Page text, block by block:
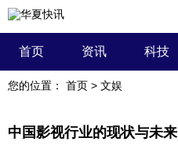
首页 资讯 科技
您的位置： 首页 > 文娱
中国影视行业的现状与未来